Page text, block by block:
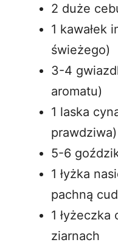
2 duże
1 kawałek
świeżego)
3-4
aromatu)
1 laska
prawdziwa)
5-6
1 łyżka
pachną
1
ziarnach